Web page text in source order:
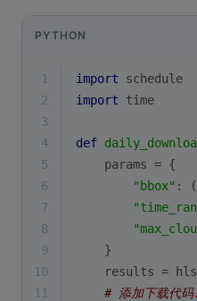
PYTHON
1 import schedule
2
import time
3
4
def
5
    params = {
6
"bbox" :
7
8
9
    }
10
results =
11
# 添加下载代